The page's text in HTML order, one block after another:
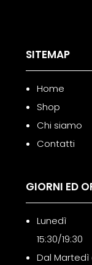
SITEMAP
Home
Shop
Chi siamo
Contatti
GIORNI ED
Lunedì
15:30/19:30
Dal